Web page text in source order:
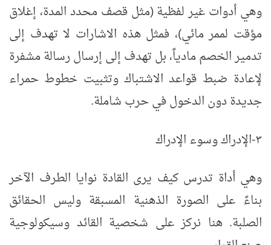
وهي أدوات غير لفظية (مثل قصف محدد المدة، إغلاق
مؤقت لممر مائي)، فمثل هذه الاشارات لا تهدف إلى
تدمير الخصم مادياً، بل تهدف إلى إرسال رسالة مشفرة
لإعادة ضبط قواعد الاشتباك وتثبيت خطوط حمراء
جديدة دون الدخول في حرب شاملة.
٣- الإدراك وسوء الإدراك
وهي أداة تدرس كيف يرى القادة نوايا الطرف الآخر
بناءً على الصورة الذهنية المسبقة وليس الحقائق
الصلبة. هنا نركز على شخصية القائد وسيكولوجية